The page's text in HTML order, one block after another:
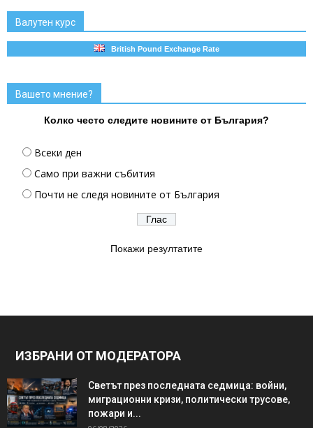
Валутен курс
British Pound Exchange Rate
Вашето мнение?
Колко често следите новините от България?
Всеки ден
Само при важни събития
Почти не следя новините от България
Покажи резултатите
ИЗБРАНИ ОТ МОДЕРАТОРА
Светът през последната седмица: войни,
миграционни кризи, политически трусове,
пожари и...